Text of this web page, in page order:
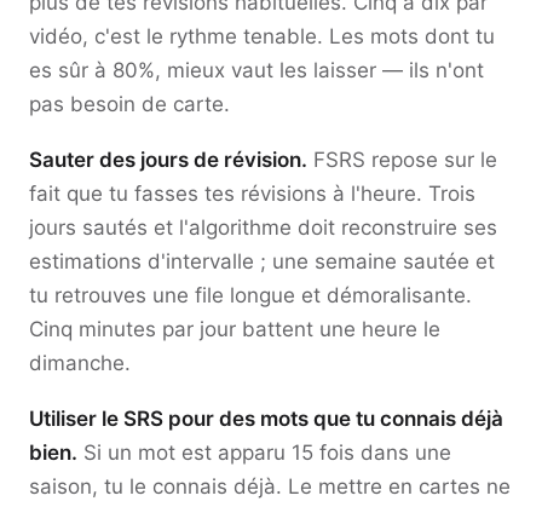
vidéo, c'est le rythme tenable. Les mots dont tu
es sûr à 80%, mieux vaut les laisser — ils n'ont
pas besoin de carte.
Sauter des jours de révision. FSRS repose sur le
fait que tu fasses tes révisions à l'heure. Trois
jours sautés et l'algorithme doit reconstruire ses
estimations d'intervalle ; une semaine sautée et
tu retrouves une file longue et démoralisante.
Cinq minutes par jour battent une heure le
dimanche.
Utiliser le SRS pour des mots que tu connais déjà
bien. Si un mot est apparu 15 fois dans une
saison, tu le connais déjà. Le mettre en cartes ne